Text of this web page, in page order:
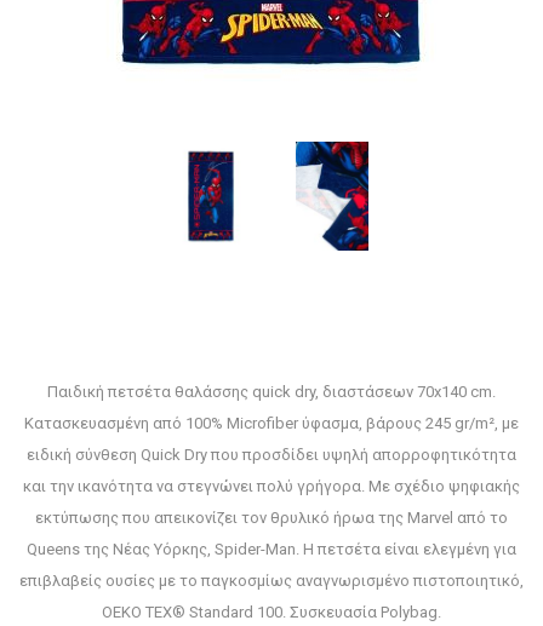
Παιδική πετσέτα θαλάσσης quick dry, διαστάσεων 70x140 cm.
Κατασκευασμένη από 100% Microfiber ύφασμα, βάρους 245 gr/m², με
ειδική σύνθεση Quick Dry που προσδίδει υψηλή απορροφητικότητα
και την ικανότητα να στεγνώνει πολύ γρήγορα. Με σχέδιο ψηφιακής
εκτύπωσης που απεικονίζει τον θρυλικό ήρωα της Marvel από το
Queens της Νέας Υόρκης, Spider-Man. Η πετσέτα είναι ελεγμένη για
επιβλαβείς ουσίες με το παγκοσμίως αναγνωρισμένο πιστοποιητικό,
OEKO TEX® Standard 100. Συσκευασία Polybag.